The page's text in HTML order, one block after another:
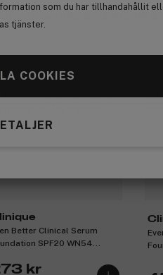
som du har tillhandahållit
tjänster.
COOKIES
Better Clinical Serum
SPF20 WN54
kr